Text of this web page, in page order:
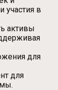
участия в
активы
для
для